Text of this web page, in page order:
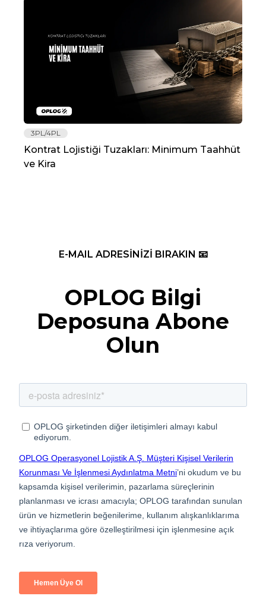
3PL/4PL
Kontrat Lojistiği Tuzakları: Minimum Taahhüt
ve Kira
E-MAIL ADRESİNİZİ BIRAKIN 📧
OPLOG Bilgi
Deposuna Abone
Olun